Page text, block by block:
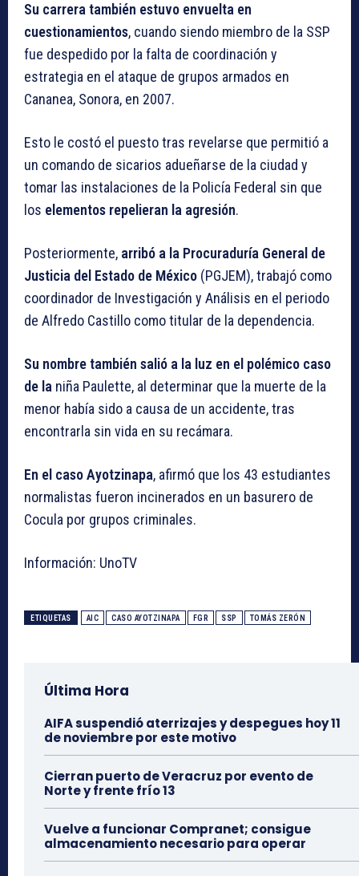
Su carrera también estuvo envuelta en
cuestionamientos, cuando siendo miembro de la SSP
fue despedido por la falta de coordinación y
estrategia en el ataque de grupos armados en
Cananea, Sonora, en 2007.
Esto le costó el puesto tras revelarse que permitió a
un comando de sicarios adueñarse de la ciudad y
tomar las instalaciones de la Policía Federal sin que
los elementos repelieran la agresión.
Posteriormente, arribó a la Procuraduría General de
Justicia del Estado de México (PGJEM), trabajó como
coordinador de Investigación y Análisis en el periodo
de Alfredo Castillo como titular de la dependencia.
Su nombre también salió a la luz en el polémico caso
de la niña Paulette, al determinar que la muerte de la
menor había sido a causa de un accidente, tras
encontrarla sin vida en su recámara.
En el caso Ayotzinapa, afirmó que los 43 estudiantes
normalistas fueron incinerados en un basurero de
Cocula por grupos criminales.
Información: UnoTV
ETIQUETAS AIC CASO AYOTZINAPA FGR SSP TOMÁS ZERÓN
Última Hora
AIFA suspendió aterrizajes y despegues hoy 11
de noviembre por este motivo
Cierran puerto de Veracruz por evento de
Norte y frente frío 13
Vuelve a funcionar Compranet; consigue
almacenamiento necesario para operar